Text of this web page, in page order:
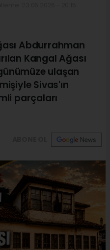
Abdurrahman
Kangal Ağası
ulaşan
Sivas'ın
parçaları